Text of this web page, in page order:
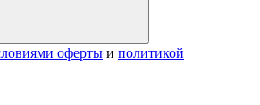
оферты и политикой